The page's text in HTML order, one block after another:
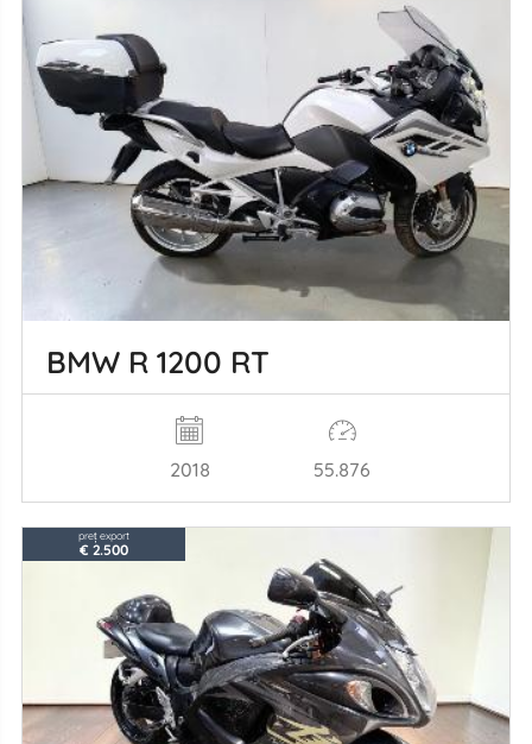
BMW R 1200 RT
2018 55.876
preț export
€ 2.500